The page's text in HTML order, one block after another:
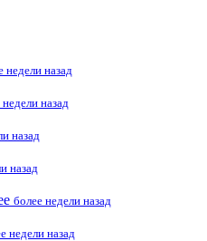
недели назад
назад
назад
назад
более недели назад
недели назад